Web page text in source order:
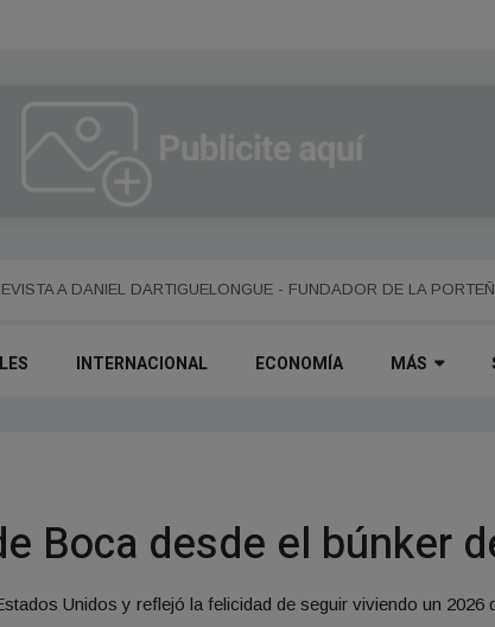
A ALEJANDRO KIM
INTERNACIONAL ECONOMÍA MÁS
Boca desde el búnker
Unidos y reflejó la felicidad de seguir viviendo un